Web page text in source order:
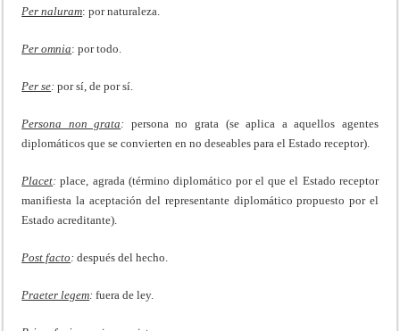
Per naluram: por naturaleza.
Per omnia: por todo.
Per se:por sí, de por sí.
Persona non grata : persona no grata (se aplica a aquellos agentes
diplomáticos que se convierten en no deseables para el Estado receptor).
Placet:place, agrada (término diplomático por el que el Estado receptor
manifiesta la aceptación del representante diplomático propuesto por el
Estado acreditante).
Post facto :después del hecho.
Praeter legem:fuera de ley.